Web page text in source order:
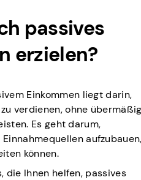
passives
erzielen?
Einkommen liegt darin,
verdienen, ohne
Es geht darum,
können.
die Ihnen helfen, passives